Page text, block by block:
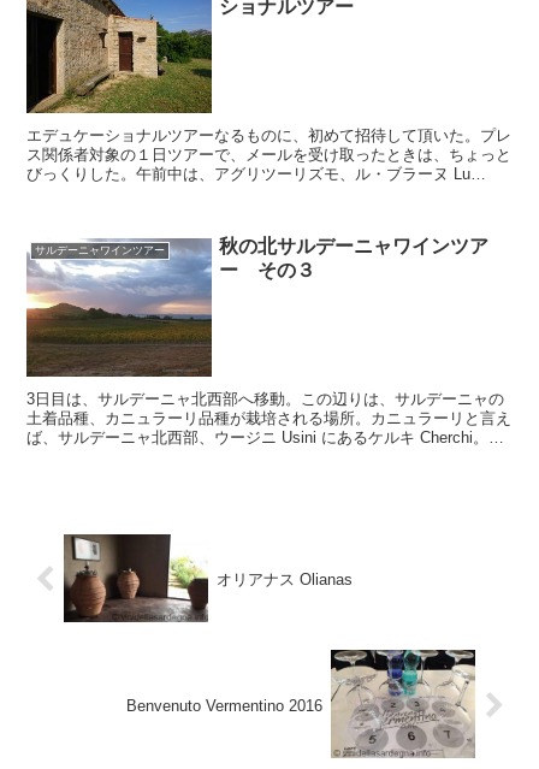
ショナルツアー
エデュケーショナルツアーなるものに、初めて招待して頂いた。プレ
ス関係者対象の１日ツアーで、メールを受け取ったときは、ちょっと
びっくりした。午前中は、アグリツーリズモ、ル・ブラーヌ Lu
サルデーニャワインツアー
秋の北サルデーニャワインツア
ー その３
3日目は、サルデーニャ北西部へ移動。この辺りは、サルデーニャの
土着品種、カニュラーリ品種が栽培される場所。カニュラーリと言え
ば、サルデーニャ北西部、ウージニ Usini にあるケルキ Cherchi。創
オリアナス Olianas
Benvenuto Vermentino 2016